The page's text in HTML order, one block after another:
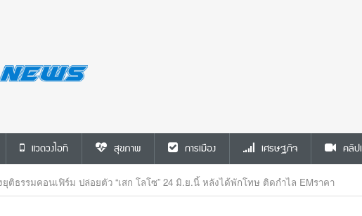
แวดวงไอที สุขภาพ การเมือง เศรษฐกิจ คลิป
ติธรรมคอนเฟิร์ม ปล่อยตัว “เสก โลโซ” 24 มิ.ย.นี้ หลังได้พักโทษ ติดกำไล EMราคา